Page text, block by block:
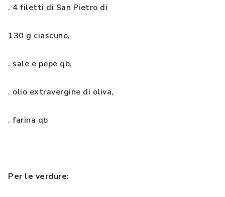
. 4 filetti di San Pietro di
130 g ciascuno,
. sale e pepe qb,
. olio extravergine di oliva,
. farina qb
Per le verdure: